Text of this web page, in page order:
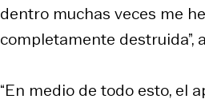
dentro muchas veces me
completamente destruida”,
“En medio de todo esto, el